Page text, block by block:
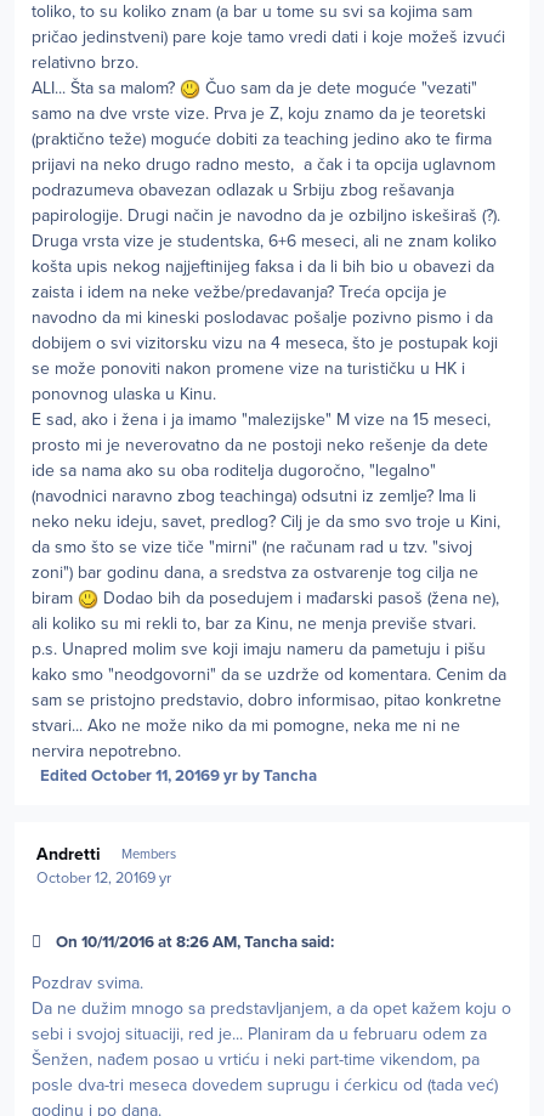
toliko, to su koliko znam (a bar u tome su svi sa kojima sam
pričao jedinstveni) pare koje tamo vredi dati i koje možeš izvući
relativno brzo.
ALI... Šta sa malom?
Čuo sam da je dete moguće "vezati"
samo na dve vrste vize. Prva je Z, koju znamo da je teoretski
(praktično teže) moguće dobiti za teaching jedino ako te firma
prijavi na neko drugo radno mesto, a čak i ta opcija uglavnom
podrazumeva obavezan odlazak u Srbiju zbog rešavanja
papirologije. Drugi način je navodno da je ozbiljno iskeširaš (?).
Druga vrsta vize je studentska, 6+6 meseci, ali ne znam koliko
košta upis nekog najjeftinijeg faksa i da li bih bio u obavezi da
zaista i idem na neke vežbe/predavanja? Treća opcija je
navodno da mi kineski poslodavac pošalje pozivno pismo i da
dobijem o svi vizitorsku vizu na 4 meseca, što je postupak koji
se može ponoviti nakon promene vize na turističku u HK i
ponovnog ulaska u Kinu.
E sad, ako i žena i ja imamo "malezijske" M vize na 15 meseci,
prosto mi je neverovatno da ne postoji neko rešenje da dete
ide sa nama ako su oba roditelja dugoročno, "legalno"
(navodnici naravno zbog teachinga) odsutni iz zemlje? Ima li
neko neku ideju, savet, predlog? Cilj je da smo svo troje u Kini,
da smo što se vize tiče "mirni" (ne računam rad u tzv. "sivoj
zoni") bar godinu dana, a sredstva za ostvarenje tog cilja ne
biram
Dodao bih da posedujem i mađarski pasoš (žena ne),
ali koliko su mi rekli to, bar za Kinu, ne menja previše stvari.
p.s. Unapred molim sve koji imaju nameru da pametuju i pišu
kako smo "neodgovorni" da se uzdrže od komentara. Cenim da
sam se pristojno predstavio, dobro informisao, pitao konkretne
stvari... Ako ne može niko da mi pomogne, neka me ni ne
nervira nepotrebno.
Edited October 11, 20169 yrby Tancha
Andretti Members
October 12, 20169 yr
On 10/11/2016 at 8:26 AM, Tancha said:
Pozdrav svima.
Da ne dužim mnogo sa predstavljanjem, a da opet kažem koju o
sebi i svojoj situaciji, red je... Planiram da u februaru odem za
Šenžen, nađem posao u vrtiću i neki part-time vikendom, pa
posle dva-tri meseca dovedem suprugu i ćerkicu od (tada već)
godinu i po dana.